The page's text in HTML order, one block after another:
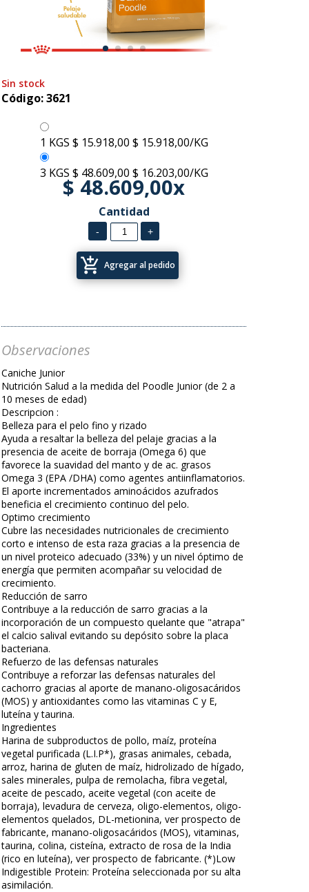
Sin stock
Código: 3621
1 KGS $ 15.918,00 $ 15.918,00/KG
3 KGS $ 48.609,00 $ 16.203,00/KG
$ 48.609,00x
Cantidad
add_shopping_cart Agregar al pedido
Observaciones
Caniche Junior
Nutrición Salud a la medida del Poodle Junior (de 2 a
10 meses de edad)
Descripcion :
Belleza para el pelo fino y rizado
Ayuda a resaltar la belleza del pelaje gracias a la
presencia de aceite de borraja (Omega 6) que
favorece la suavidad del manto y de ac. grasos
Omega 3 (EPA /DHA) como agentes antiinflamatorios.
El aporte incrementados aminoácidos azufrados
beneficia el crecimiento continuo del pelo.
Optimo crecimiento
Cubre las necesidades nutricionales de crecimiento
corto e intenso de esta raza gracias a la presencia de
un nivel proteico adecuado (33%) y un nivel óptimo de
energía que permiten acompañar su velocidad de
crecimiento.
Reducción de sarro
Contribuye a la reducción de sarro gracias a la
incorporación de un compuesto quelante que "atrapa"
el calcio salival evitando su depósito sobre la placa
bacteriana.
Refuerzo de las defensas naturales
Contribuye a reforzar las defensas naturales del
cachorro gracias al aporte de manano-oligosacáridos
(MOS) y antioxidantes como las vitaminas C y E,
luteína y taurina.
Ingredientes
Harina de subproductos de pollo, maíz, proteína
vegetal purificada (L.I.P*), grasas animales, cebada,
arroz, harina de gluten de maíz, hidrolizado de hígado,
sales minerales, pulpa de remolacha, fibra vegetal,
aceite de pescado, aceite vegetal (con aceite de
borraja), levadura de cerveza, oligo-elementos, oligo-
elementos quelados, DL-metionina, ver prospecto de
fabricante, manano-oligosacáridos (MOS), vitaminas,
taurina, colina, cisteína, extracto de rosa de la India
(rico en luteína), ver prospecto de fabricante. (*)Low
Indigestible Protein: Proteína seleccionada por su alta
asimilación.